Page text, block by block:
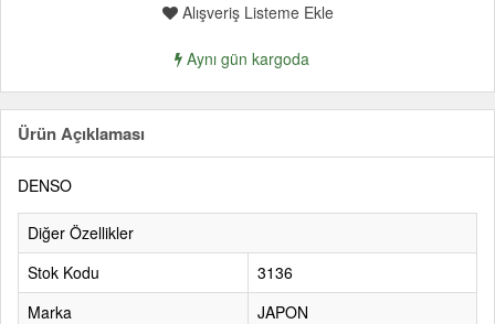
Alışveriş Listeme Ekle
Aynı gün kargoda
Ürün Açıklaması
DENSO
Diğer Özellikler
Stok Kodu
3136
Marka
JAPON